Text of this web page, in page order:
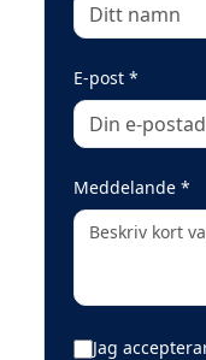
E-post *
Meddelande *
Jag